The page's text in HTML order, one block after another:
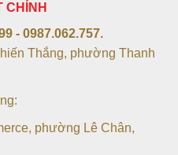
CHÍNH
- 0987.062.757.
Thắng, phường Thanh
phường Lê Chân,